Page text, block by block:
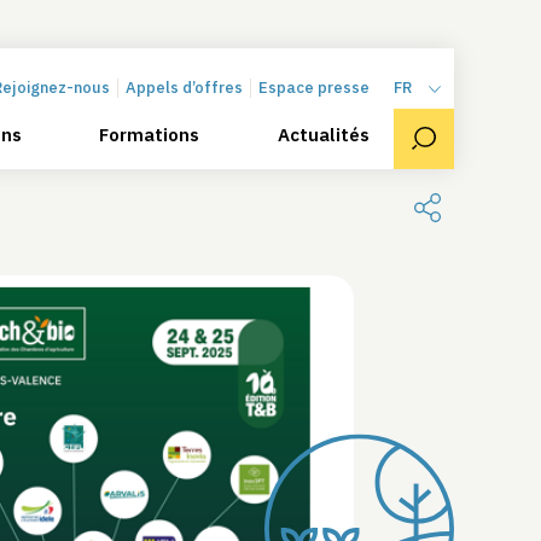
nous Appels d’offres Espace presse
Formations Actualités
FR